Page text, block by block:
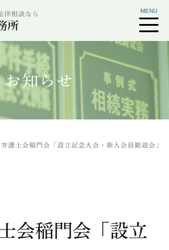
お知らせ
護士会稲門会「設立記念大会・新入会員歓迎会」
会稲門会「設立